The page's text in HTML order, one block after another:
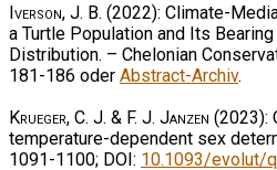
Iverson, J. B. (2022): Climate-
a Turtle Population and Its
Distribution. – Chelonian
181-186 oder Abstract-Archiv.
Krueger, C. J. & F. J. Janzen (2023):
temperature-dependent sex
1091-1100; DOI: 10.1093/evolut/